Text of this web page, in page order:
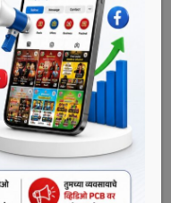
होणे आवश्यक असून
आहे. त्यामुळे मुख्यमंत्री
घेण्याची विनंती करणार
आणि जलसंपदा
काँग्रेसचे राष्ट्रीय